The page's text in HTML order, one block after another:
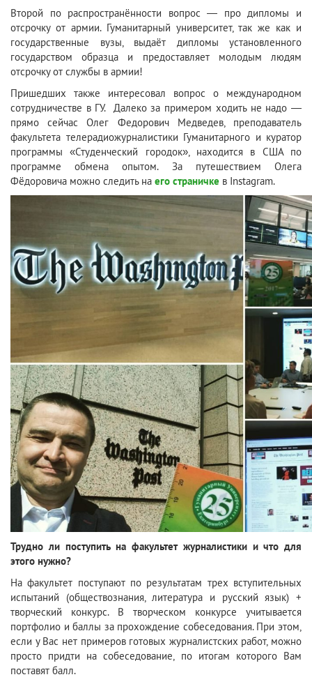
Второй по распространённости вопрос — про дипломы и
отсрочку от армии. Гуманитарный университет, так же как и
государственные вузы, выдаёт дипломы установленного
государством образца и предоставляет молодым людям
отсрочку от службы в армии!
Пришедших также интересовал вопрос о международном
сотрудничестве в ГУ. Далеко за примером ходить не надо —
прямо сейчас Олег Федорович Медведев, преподаватель
факультета телерадиожурналистики Гуманитарного и куратор
программы «Студенческий городок», находится в США по
программе обмена опытом. За путешествием Олега
Фёдоровича можно следить на его страничке в Instagram.
Трудно ли поступить на факультет журналистики и что для
этого нужно?
На факультет поступают по результатам трех вступительных
испытаний (обществознания, литература и русский язык) +
творческий конкурс. В творческом конкурсе учитывается
портфолио и баллы за прохождение собеседования. При этом,
если у Вас нет примеров готовых журналистских работ, можно
просто придти на собеседование, по итогам которого Вам
поставят балл.